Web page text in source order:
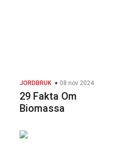
JORDBRUK 08 nov 2024
29 Fakta Om
Biomassa